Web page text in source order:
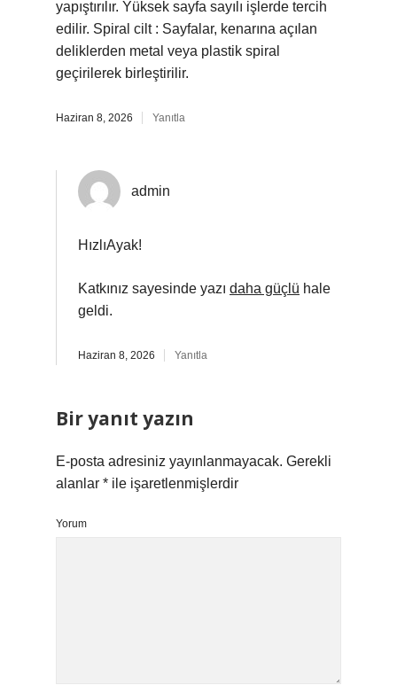
yapıştırılır. Yüksek sayfa sayılı işlerde tercih
edilir. Spiral cilt : Sayfalar, kenarına açılan
deliklerden metal veya plastik spiral
geçirilerek birleştirilir.
Haziran 8, 2026 Yanıtla
admin
HızlıAyak!
Katkınız sayesinde yazı daha güçlü hale
geldi.
Haziran 8, 2026 Yanıtla
Bir yanıt yazın
E-posta adresiniz yayınlanmayacak. Gerekli
alanlar * ile işaretlenmişlerdir
Yorum